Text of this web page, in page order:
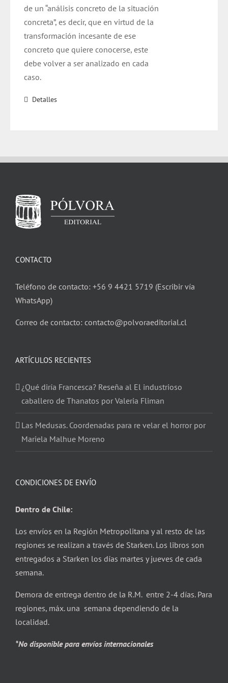
de un “análisis concreto de la situación
concreta”, es decir, que en virtud de la
transformación incesante de ese
concreto que quiere conocerse, este
debe volver a ser analizado en cada
caso.
Detalles
CONTACTO
Teléfono de contacto: +56 9 4421 5719 (Escribir vía
WhatsApp)
Correo de contacto: contacto@polvoraeditorial.cl
ARTÍCULOS RECIENTES
¿Qué diría Francesca? Reseña al El industrioso
caballero de Thanatos por Valeria Fliman
Las Medusas. Coordenadas para re velar el horror por
Mariela Malhue Moreno
CONDICIONES DE ENVÍO
Dentro de Chile:
Los envíos en la Región Metropolitana y al resto de las
regiones se realizan a través de Starken. Los libros son
entregados a Starken los días martes y jueves de cada
semana.
Demora de entrega dentro de la R.M. entre 2-4 días. Para
regiones, máx. una semana dependiendo de la
localidad.
*No disponible para envíos internacionales